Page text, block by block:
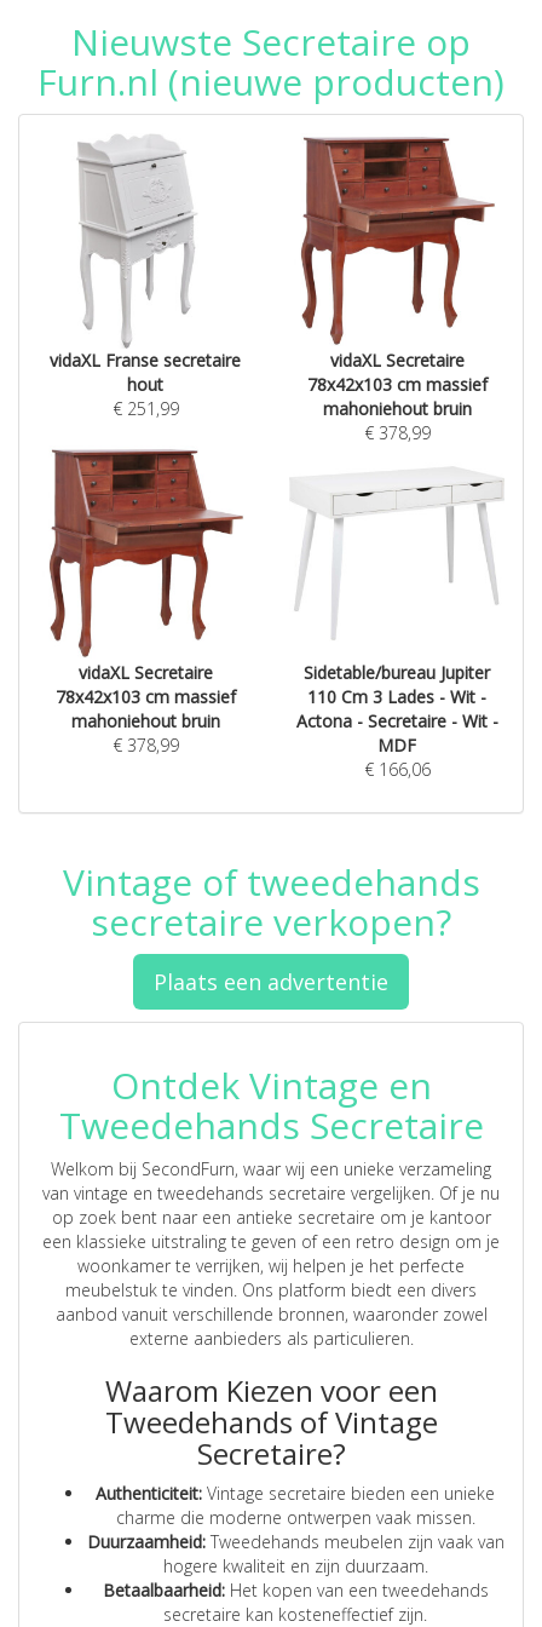
Nieuwste Secretaire op
Furn.nl (nieuwe producten)
vidaXL Franse secretaire
hout
€ 251,99
vidaXL Secretaire
78x42x103 cm massief
mahoniehout bruin
€ 378,99
vidaXL Secretaire
78x42x103 cm massief
mahoniehout bruin
€ 378,99
Sidetable/bureau Jupiter
110 Cm 3 Lades - Wit -
Actona - Secretaire - Wit -
MDF
€ 166,06
Vintage of tweedehands
secretaire verkopen?
Plaats een advertentie
Ontdek Vintage en
Tweedehands Secretaire
Welkom bij SecondFurn, waar wij een unieke verzameling
van vintage en tweedehands secretaire vergelijken. Of je nu
op zoek bent naar een antieke secretaire om je kantoor
een klassieke uitstraling te geven of een retro design om je
woonkamer te verrijken, wij helpen je het perfecte
meubelstuk te vinden. Ons platform biedt een divers
aanbod vanuit verschillende bronnen, waaronder zowel
externe aanbieders als particulieren.
Waarom Kiezen voor een
Tweedehands of Vintage
Secretaire?
Authenticiteit: Vintage secretaire bieden een unieke
charme die moderne ontwerpen vaak missen.
Duurzaamheid:Tweedehands meubelen zijn vaak van
hogere kwaliteit en zijn duurzaam.
Betaalbaarheid:Het kopen van een tweedehands
secretaire kan kosteneffectief zijn.